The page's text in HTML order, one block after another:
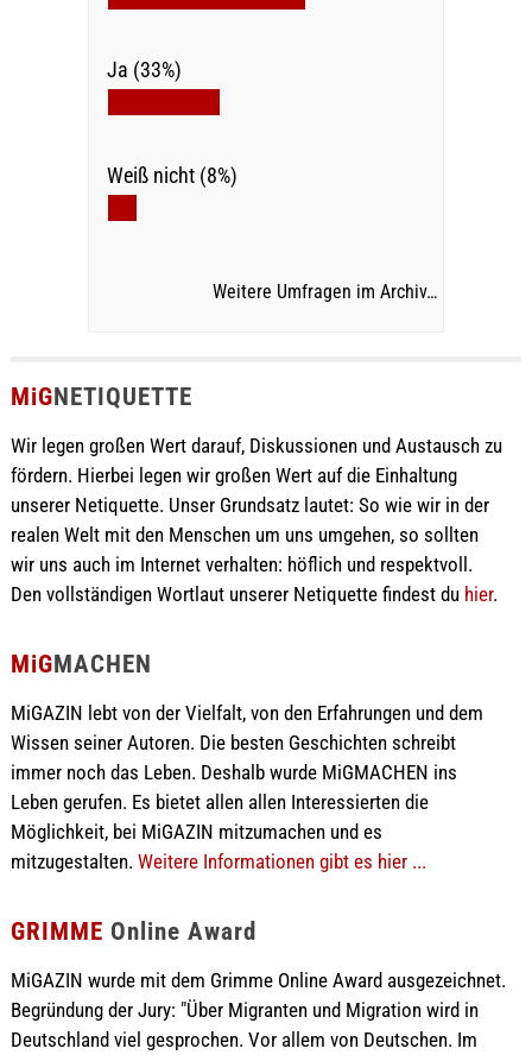
Ja (33%)
Weiß nicht (8%)
Weitere Umfragen im Archiv…
MiGNETIQUETTE
Wir legen großen Wert darauf, Diskussionen und Austausch zu
fördern. Hierbei legen wir großen Wert auf die Einhaltung
unserer Netiquette. Unser Grundsatz lautet: So wie wir in der
realen Welt mit den Menschen um uns umgehen, so sollten
wir uns auch im Internet verhalten: höflich und respektvoll.
Den vollständigen Wortlaut unserer Netiquette findest du hier.
MiGMACHEN
MiGAZIN lebt von der Vielfalt, von den Erfahrungen und dem
Wissen seiner Autoren. Die besten Geschichten schreibt
immer noch das Leben. Deshalb wurde MiGMACHEN ins
Leben gerufen. Es bietet allen allen Interessierten die
Möglichkeit, bei MiGAZIN mitzumachen und es
mitzugestalten. Weitere Informationen gibt es hier ...
GRIMME Online Award
MiGAZIN wurde mit dem Grimme Online Award ausgezeichnet.
Begründung der Jury: "Über Migranten und Migration wird in
Deutschland viel gesprochen. Vor allem von Deutschen. Im